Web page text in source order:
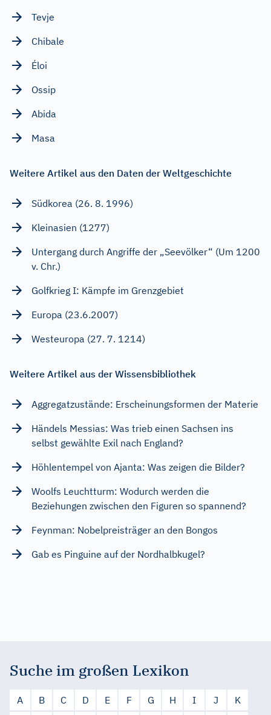
Tevje
Chibale
Éloi
Ossip
Abida
Masa
Weitere Artikel aus den Daten der Weltgeschichte
Südkorea (26. 8. 1996)
Kleinasien (1277)
Untergang durch Angriffe der „Seevölker“ (Um 1200
v. Chr.)
Golfkrieg I: Kämpfe im Grenzgebiet
Europa (23.6.2007)
Westeuropa (27. 7. 1214)
Weitere Artikel aus der Wissensbibliothek
Aggregatzustände: Erscheinungsformen der Materie
Händels Messias: Was trieb einen Sachsen ins
selbst gewählte Exil nach England?
Höhlentempel von Ajanta: Was zeigen die Bilder?
Woolfs Leuchtturm: Wodurch werden die
Beziehungen zwischen den Figuren so spannend?
Feynman: Nobelpreisträger an den Bongos
Gab es Pinguine auf der Nordhalbkugel?
Suche im großen Lexikon
A B C D E F G H I J
K